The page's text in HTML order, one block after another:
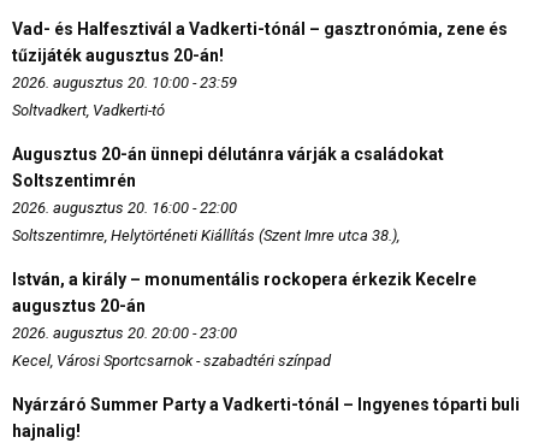
Vad- és Halfesztivál a Vadkerti-tónál – gasztronómia, zene és
tűzijáték augusztus 20-án!
2026. augusztus 20. 10:00 - 23:59
Soltvadkert, Vadkerti-tó
Augusztus 20-án ünnepi délutánra várják a családokat
Soltszentimrén
2026. augusztus 20. 16:00 - 22:00
Soltszentimre, Helytörténeti Kiállítás (Szent Imre utca 38.),
István, a király – monumentális rockopera érkezik Kecelre
augusztus 20-án
2026. augusztus 20. 20:00 - 23:00
Kecel, Városi Sportcsarnok - szabadtéri színpad
Nyárzáró Summer Party a Vadkerti-tónál – Ingyenes tóparti buli
hajnalig!